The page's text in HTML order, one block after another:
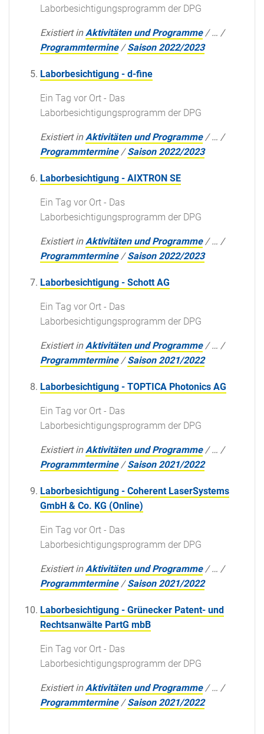
Laborbesichtigungsprogramm der DPG
Existiert in Aktivitäten und Programme /… /
Programmtermine /Saison 2022/2023
Laborbesichtigung - d-fine
Ein Tag vor Ort - Das
Laborbesichtigungsprogramm der DPG
Existiert in Aktivitäten und Programme /… /
Programmtermine /Saison 2022/2023
Laborbesichtigung - AIXTRON SE
Ein Tag vor Ort - Das
Laborbesichtigungsprogramm der DPG
Existiert in Aktivitäten und Programme /… /
Programmtermine /Saison 2022/2023
Laborbesichtigung - Schott AG
Ein Tag vor Ort - Das
Laborbesichtigungsprogramm der DPG
Existiert in Aktivitäten und Programme /… /
Programmtermine /Saison 2021/2022
Laborbesichtigung - TOPTICA Photonics AG
Ein Tag vor Ort - Das
Laborbesichtigungsprogramm der DPG
Existiert in Aktivitäten und Programme /… /
Programmtermine /Saison 2021/2022
Laborbesichtigung - Coherent LaserSystems
GmbH & Co. KG (Online)
Ein Tag vor Ort - Das
Laborbesichtigungsprogramm der DPG
Existiert in Aktivitäten und Programme /… /
Programmtermine /Saison 2021/2022
Laborbesichtigung - Grünecker Patent- und
Rechtsanwälte PartG mbB
Ein Tag vor Ort - Das
Laborbesichtigungsprogramm der DPG
Existiert in Aktivitäten und Programme /… /
Programmtermine /Saison 2021/2022